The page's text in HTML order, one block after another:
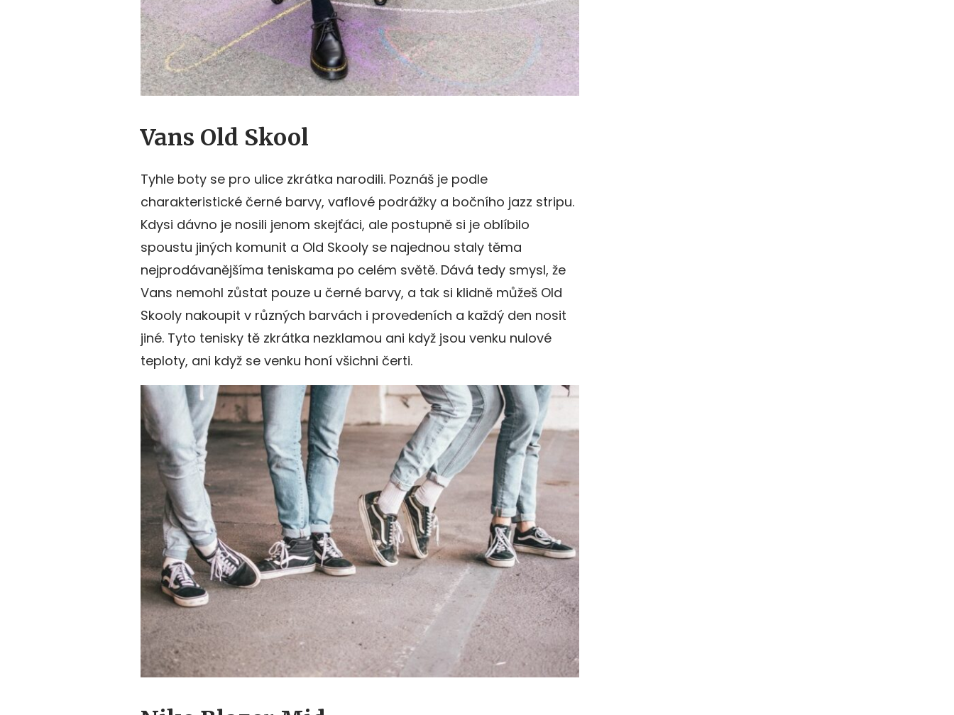
Vans Old Skool
Tyhle boty se pro ulice zkrátka narodili. Poznáš je podle
charakteristické černé barvy, vaflové podrážky a bočního jazz stripu.
Kdysi dávno je nosili jenom skejťáci, ale postupně si je oblíbilo
spoustu jiných komunit a Old Skooly se najednou staly těma
nejprodávanějšíma teniskama po celém světě. Dává tedy smysl, že
Vans nemohl zůstat pouze u černé barvy, a tak si klidně můžeš Old
Skooly nakoupit v různých barvách i provedeních a každý den nosit
jiné. Tyto tenisky tě zkrátka nezklamou ani když jsou venku nulové
teploty, ani když se venku honí všichni čerti.